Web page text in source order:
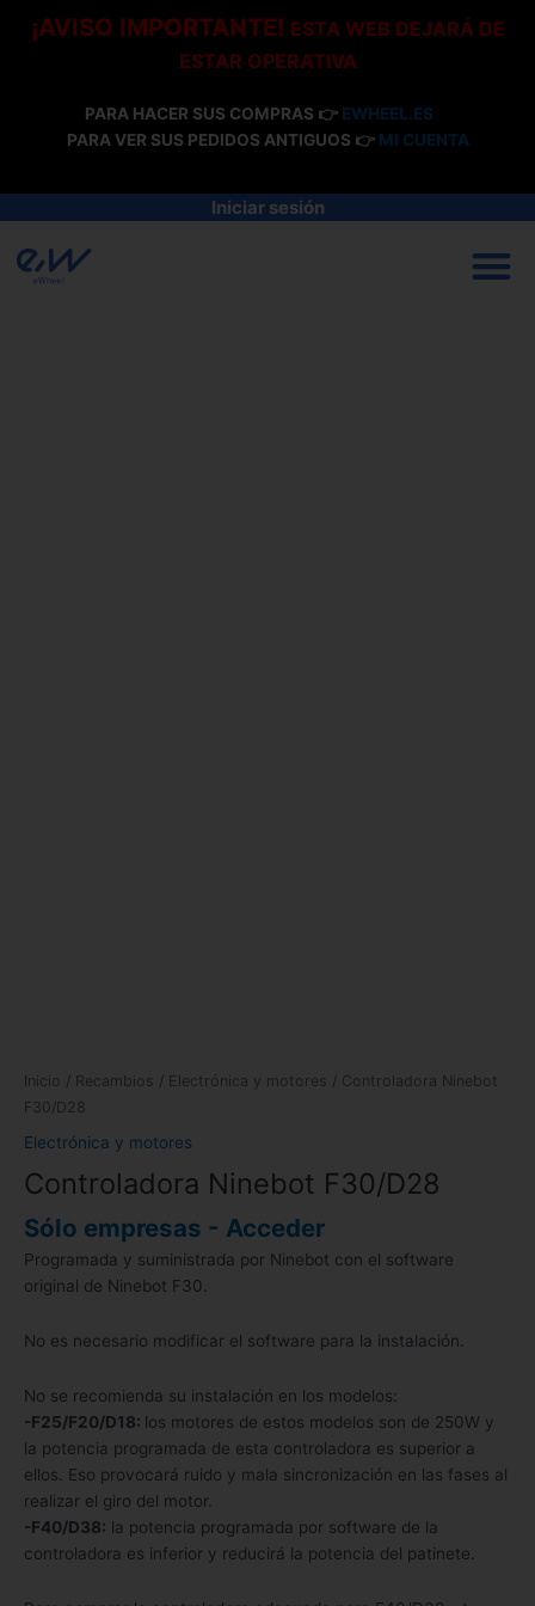
¡AVISO IMPORTANTE! ESTA WEB DEJARÁ DE
ESTAR OPERATIVA
PARA HACER SUS COMPRAS 👉 EWHEEL.ES
PARA VER SUS PEDIDOS ANTIGUOS 👉 MI CUENTA
Iniciar sesión
Inicio / Recambios / Electrónica y motores / Controladora Ninebot
F30/D28
Electrónica y motores
Controladora Ninebot F30/D28
Sólo empresas - Acceder
Programada y suministrada por Ninebot con el software
original de Ninebot F30.
No es necesario modificar el software para la instalación.
No se recomienda su instalación en los modelos:
-F25/F20/D18: los motores de estos modelos son de 250W y
la potencia programada de esta controladora es superior a
ellos. Eso provocará ruido y mala sincronización en las fases al
realizar el giro del motor.
-F40/D38: la potencia programada por software de la
controladora es inferior y reducirá la potencia del patinete.